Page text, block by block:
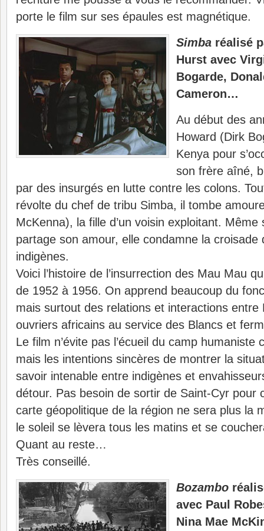
porte le film sur ses épaules est magnétique.
Simba réalisé
Hurst avec
Bogarde,
Cameron…
Au début des
Howard (Dirk
Kenya pour
son frère aîné,
par des insurgés en lutte contre les colons.
révolte du chef de tribu Simba, il tombe
McKenna), la fille d’un voisin exploitant.
partage son amour, elle condamne la croisade
indigènes.
Voici l’histoire de l’insurrection des Mau Mau
de 1952 à 1956. On apprend beaucoup du
mais surtout des relations et interactions entre
ouvriers africains au service des Blancs et
Le film n’évite pas l’écueil du camp humaniste
mais les intentions sincères de montrer la
savoir intenable entre indigènes et
détour. Pas besoin de sortir de Saint-Cyr pour
carte géopolitique de la région ne sera plus la
le soleil se lèvera tous les matins et se
Quant au reste…
Très conseillé.
Bozambo
avec Paul
Nina Mae